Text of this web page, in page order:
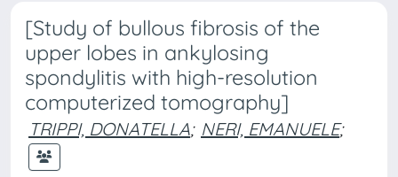
[Study of bullous fibrosis of the
upper lobes in ankylosing
spondylitis with high-resolution
computerized tomography]
TRIPPI, DONATELLA; NERI, EMANUELE;